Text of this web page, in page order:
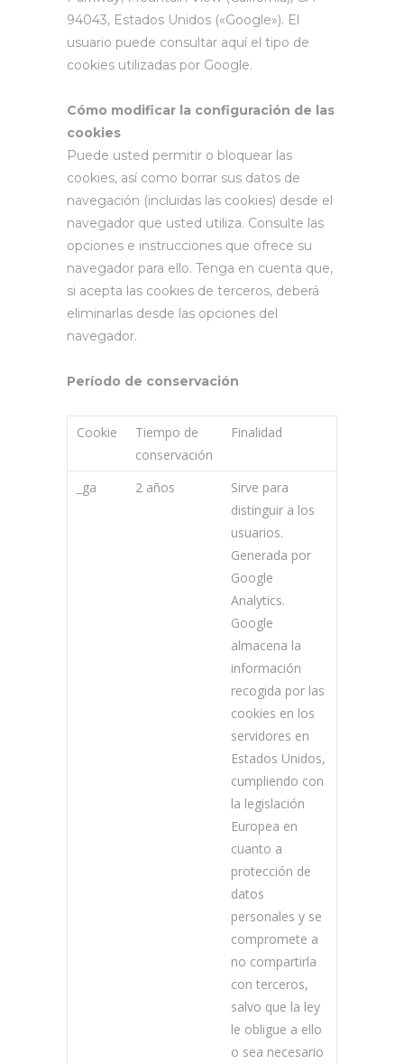
94043, Estados Unidos («Google»). El
usuario puede consultar aquí el tipo de
cookies utilizadas por Google.
Cómo modificar la configuración de las
cookies
Puede usted permitir o bloquear las
cookies, así como borrar sus datos de
navegación (incluidas las cookies) desde el
navegador que usted utiliza. Consulte las
opciones e instrucciones que ofrece su
navegador para ello. Tenga en cuenta que,
si acepta las cookies de terceros, deberá
eliminarlas desde las opciones del
navegador.
Período de conservación
Cookie
Tiempo de
conservación
Finalidad
_ga 2 años
Sirve para
distinguir a los
usuarios.
Generada por
Google
Analytics.
Google
almacena la
información
recogida por las
cookies en los
servidores en
Estados Unidos,
cumpliendo con
la legislación
Europea en
cuanto a
protección de
datos
personales y se
compromete a
no compartirla
con terceros,
salvo que la ley
le obligue a ello
o sea necesario